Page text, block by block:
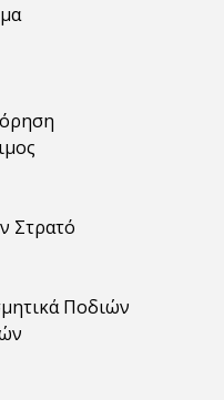
Στρατό
Ποδιών